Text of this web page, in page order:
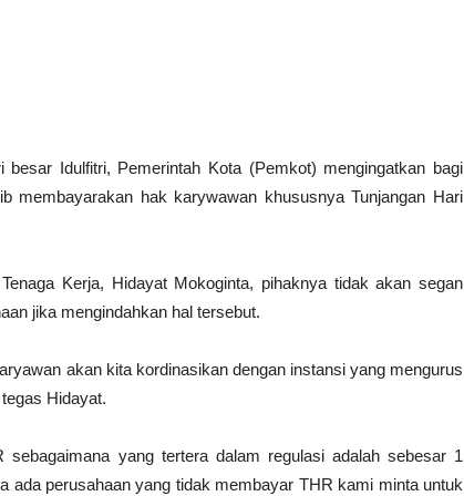
besar Idulfitri, Pemerintah Kota (Pemkot) mengingatkan bagi
membayarakan hak karywawan khususnya Tunjangan Hari
Kerja, Hidayat Mokoginta, pihaknya tidak akan segan
jika mengindahkan hal tersebut.
akan kita kordinasikan dengan instansi yang mengurus
Hidayat.
sebagaimana yang tertera dalam regulasi adalah sebesar 1
ada perusahaan yang tidak membayar THR kami minta untuk